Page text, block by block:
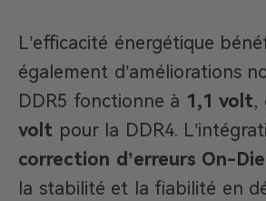
L’efficacité énergétique
également d’améliorations
DDR5 fonctionne à 1,1 volt,
volt pour la DDR4.
correction d’erreurs On-Die
la stabilité et la fiabilité en